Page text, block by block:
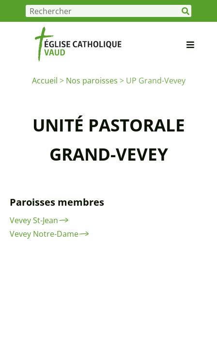
Accueil > Nos paroisses > UP Grand-Vevey
UNITÉ PASTORALE
GRAND-VEVEY
Paroisses membres
Vevey St-Jean
Vevey Notre-Dame